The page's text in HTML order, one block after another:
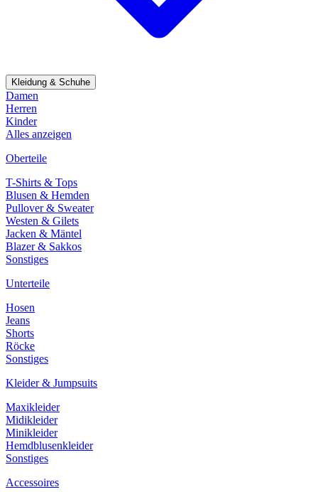
Kleidung & Schuhe
Damen
Herren
Kinder
Alles anzeigen
Oberteile
T-Shirts & Tops
Blusen & Hemden
Pullover & Sweater
Westen & Gilets
Jacken & Mäntel
Blazer & Sakkos
Sonstiges
Unterteile
Hosen
Jeans
Shorts
Röcke
Sonstiges
Kleider & Jumpsuits
Maxikleider
Midikleider
Minikleider
Hemdblusenkleider
Sonstiges
Accessoires